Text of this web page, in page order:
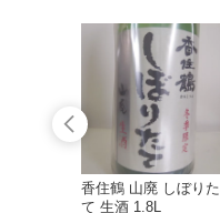
香住鶴 山廃 しぼりた
て 生酒 1.8L